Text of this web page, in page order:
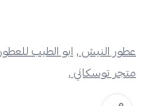
عطور النيش ,ابو الطيب
متجر توسكاني ,